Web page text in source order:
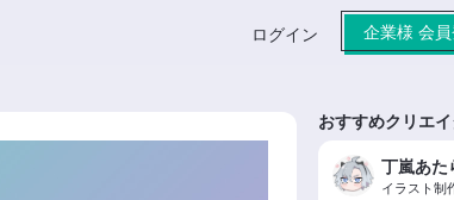
ログイン 企業様 会
おすすめクリエ
丁嵐あた
イラスト制